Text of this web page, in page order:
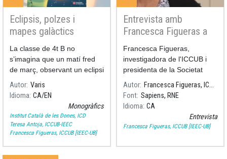
Eclipsis, polzes i
mapes galàctics
La classe de 4t B no
s’imagina que un matí fred
de març, observant un eclipsi
de Lluna, serà només el
començament d’un viatge
Autor Varis
Idioma CA EN
Monogràfics
Institut Català de les Dones, ICD
Teresa Antoja, ICCUB-IEEC
Francesca Figueras, ICCUB [IEEC-UB]
Entrevista amb
Francesca Figueras a
RNE
Francesca Figueras,
investigadora de l'ICCUB i
presidenta de la Societat
Española de Astronomía
conversa sobre la Missió de
Gaia al programa de ràdio
Autor
Francesca Figueras, ICCUB [IEEC-UB]
Font Sapiens, RNE
Idioma CA
Entrevista
Francesca Figueras, ICCUB [IEEC-UB]